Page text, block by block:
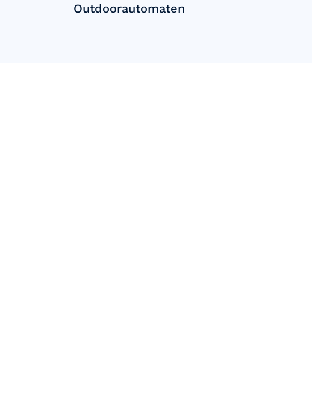
Outdoorautomaten